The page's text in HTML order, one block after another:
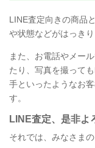
LINE査定向きの商品
や状態などがはっき
また、お電話やメー
たり、写真を撮って
手といったようなお
す。
LINE査定、是非よ
それでは、みなさま